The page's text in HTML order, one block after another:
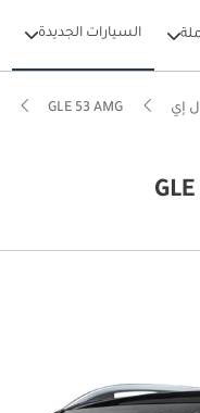
السيارات الجديدة
إي GLE 53 AMG